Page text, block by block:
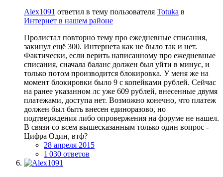
Alex1091 ответил в тему пользователя Totuka в
Интернет в нашем районе
Пролистал повторно тему про ежедневные списания,
закинул ещё 300. Интернета как не было так и нет.
Фактически, если верить написанному про ежедневные
списания, сначала баланс должен был уйти в минус, и
только потом производится блокировка. У меня же на
момент блокировки было 9 с копейками рублей. Сейчас
на ранее указанном лс уже 609 рублей, внесенные двумя
платежами, доступа нет. Возможно конечно, что платеж
должен был быть внесен единоразово, но
подтверждения либо опровержения на форуме не нашел.
В связи со всем вышесказанным только один вопрос -
Цифра Один, втф?
28 апреля 2015
1 030 ответов